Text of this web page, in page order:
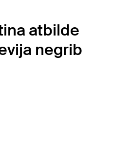
atbilde
negrib